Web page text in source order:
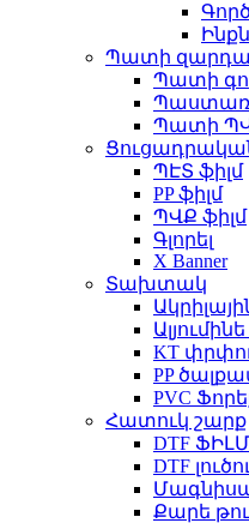
Պատի
Պատի
Պաստառ
Պատի
ՊԷՏ ֆիլմ
PP ֆիլմ
ՊՎՔ ֆիլմ
Գլորել
X Banner
Տախտակ
KT
PP
PVC
Հատուկ շարք
DTF ՖԻԼՄ
DTF
Քարե